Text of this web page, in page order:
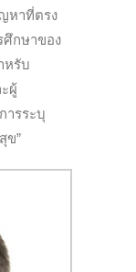
หาที่ตรง
ศึกษาของ
หรับ
ผู้
ารระบุ
ข”